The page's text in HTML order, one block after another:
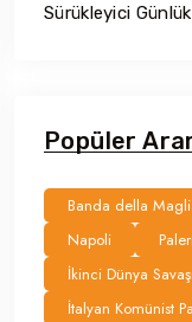
Sürükleyici
Popüler
Banda della
Napoli
İkinci Dünya Savaşı
İtalyan Komünist